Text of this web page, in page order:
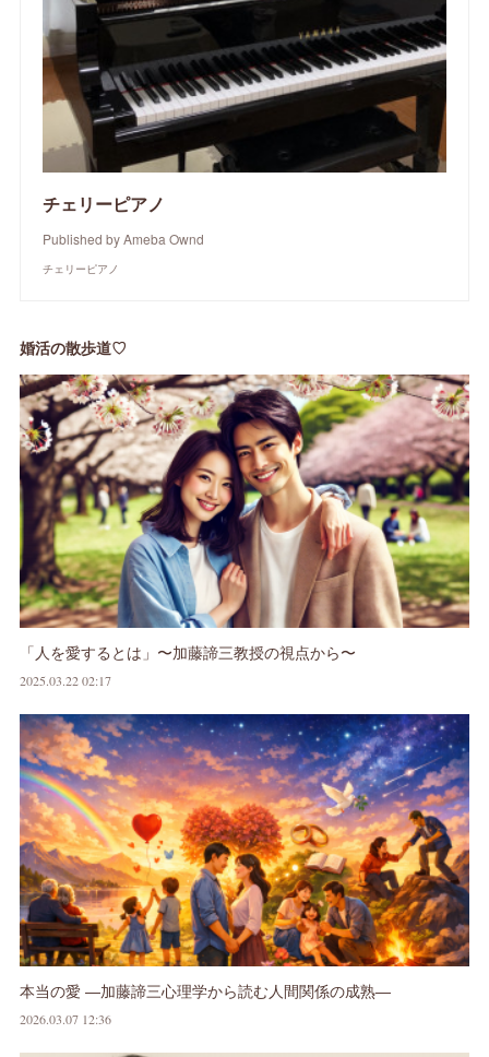
チェリーピアノ
Published by Ameba Ownd
チェリーピアノ
婚活の散歩道♡
「人を愛するとは」〜加藤諦三教授の視点から〜
2025.03.22 02:17
本当の愛 ―加藤諦三心理学から読む人間関係の成熟―
2026.03.07 12:36